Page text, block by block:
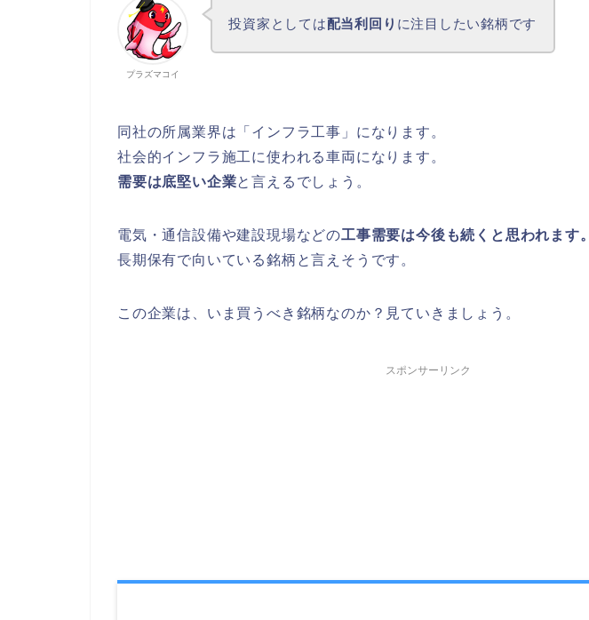
プラズマコイ
投資家としては配当利回り に注目したい銘柄です
同社の所属業界は「インフラ工事」になります。
社会的インフラ施工に使われる車両になります。
需要は底堅い企業と言えるでしょう。
電気・通信設備や建設現場などの工事需要は今後も続くと思われます。
長期保有で向いている銘柄と言えそうです。
この企業は、いま買うべき銘柄なのか？見ていきましょう。
スポンサーリンク